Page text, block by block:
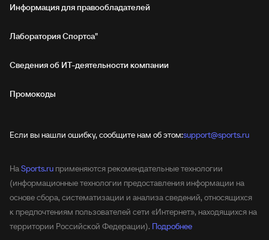
Информация для правообладателей
Лаборатория Спортса"
Сведения об ИТ‑деятельности компании
Промокоды
Если вы нашли ошибку, сообщите нам об этом:support@sports.ru
НаSports.ru применяются рекомендательные технологии
(информационные технологии предоставления информации на
основе сбора, систематизации и анализа сведений, относящихся
к предпочтениям пользователей сети «Интернет», находящихся на
территории Российской Федерации). Подробнее